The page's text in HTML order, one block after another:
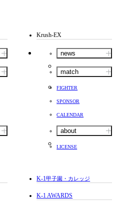
Krush-EX
news
match
FIGHTER
SPONSOR
CALENDAR
about
LICENSE
K-1甲子園・カレッジ
K-1 AWARDS